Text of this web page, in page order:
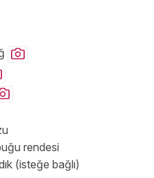
rendesi
(isteğe bağlı)